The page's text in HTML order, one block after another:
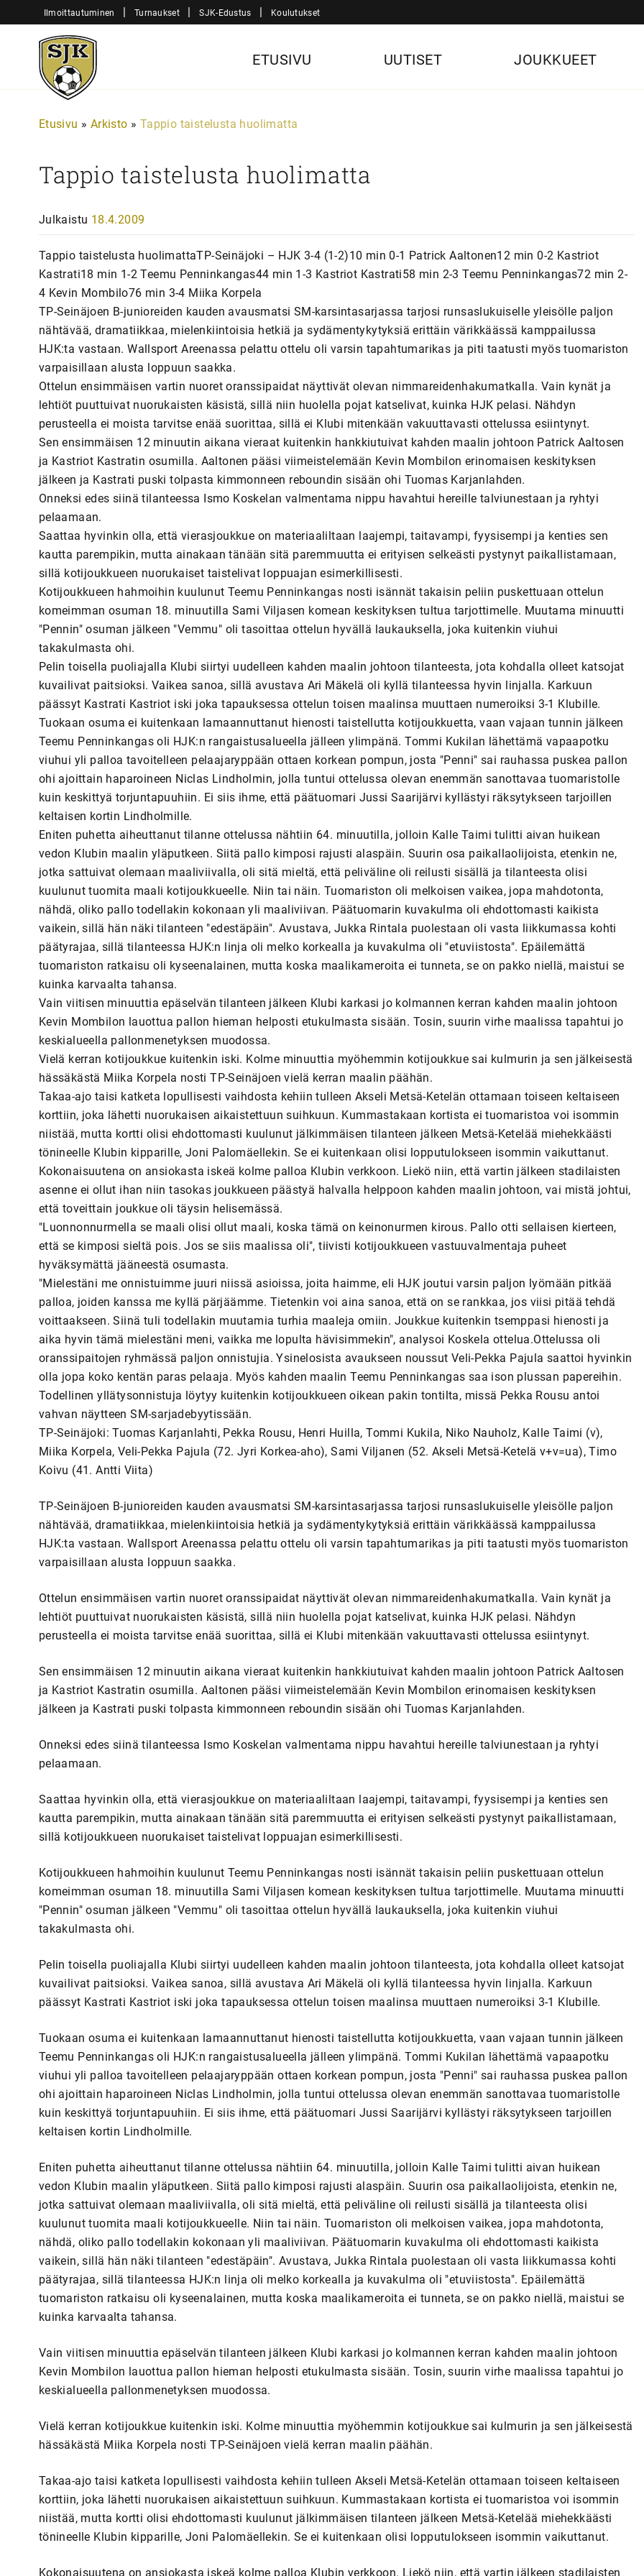
sisältöön
Ilmoittautuminen | Turnaukset | SJK-Edustus | Koulutukset
Sjk-
Juniorit
ETUSIVU UUTISET JOUKKUEET
Etusivu » Arkisto » Tappio taistelusta huolimatta
Tappio taistelusta huolimatta
Julkaistu 18.4.2009
Tappio taistelusta huolimattaTP-Seinäjoki – HJK 3-4 (1-2)10 min 0-1 Patrick Aaltonen12 min 0-2 Kastriot
Kastrati18 min 1-2 Teemu Penninkangas44 min 1-3 Kastriot Kastrati58 min 2-3 Teemu Penninkangas72 min 2-
4 Kevin Mombilo76 min 3-4 Miika Korpela
TP-Seinäjoen B-junioreiden kauden avausmatsi SM-karsintasarjassa tarjosi runsaslukuiselle yleisölle paljon
nähtävää, dramatiikkaa, mielenkiintoisia hetkiä ja sydämentykytyksiä erittäin värikkäässä kamppailussa
HJK:ta vastaan. Wallsport Areenassa pelattu ottelu oli varsin tapahtumarikas ja piti taatusti myös tuomariston
varpaisillaan alusta loppuun saakka.
Ottelun ensimmäisen vartin nuoret oranssipaidat näyttivät olevan nimmareidenhakumatkalla. Vain kynät ja
lehtiöt puuttuivat nuorukaisten käsistä, sillä niin huolella pojat katselivat, kuinka HJK pelasi. Nähdyn
perusteella ei moista tarvitse enää suorittaa, sillä ei Klubi mitenkään vakuuttavasti ottelussa esiintynyt.
Sen ensimmäisen 12 minuutin aikana vieraat kuitenkin hankkiutuivat kahden maalin johtoon Patrick Aaltosen
ja Kastriot Kastratin osumilla. Aaltonen pääsi viimeistelemään Kevin Mombilon erinomaisen keskityksen
jälkeen ja Kastrati puski tolpasta kimmonneen reboundin sisään ohi Tuomas Karjanlahden.
Onneksi edes siinä tilanteessa Ismo Koskelan valmentama nippu havahtui hereille talviunestaan ja ryhtyi
pelaamaan.
Saattaa hyvinkin olla, että vierasjoukkue on materiaaliltaan laajempi, taitavampi, fyysisempi ja kenties sen
kautta parempikin, mutta ainakaan tänään sitä paremmuutta ei erityisen selkeästi pystynyt paikallistamaan,
sillä kotijoukkueen nuorukaiset taistelivat loppuajan esimerkillisesti.
Kotijoukkueen hahmoihin kuulunut Teemu Penninkangas nosti isännät takaisin peliin puskettuaan ottelun
komeimman osuman 18. minuutilla Sami Viljasen komean keskityksen tultua tarjottimelle. Muutama minuutti
"Pennin" osuman jälkeen "Vemmu" oli tasoittaa ottelun hyvällä laukauksella, joka kuitenkin viuhui
takakulmasta ohi.
Pelin toisella puoliajalla Klubi siirtyi uudelleen kahden maalin johtoon tilanteesta, jota kohdalla olleet katsojat
kuvailivat paitsioksi. Vaikea sanoa, sillä avustava Ari Mäkelä oli kyllä tilanteessa hyvin linjalla. Karkuun
päässyt Kastrati Kastriot iski joka tapauksessa ottelun toisen maalinsa muuttaen numeroiksi 3-1 Klubille.
Tuokaan osuma ei kuitenkaan lamaannuttanut hienosti taistellutta kotijoukkuetta, vaan vajaan tunnin jälkeen
Teemu Penninkangas oli HJK:n rangaistusalueella jälleen ylimpänä. Tommi Kukilan lähettämä vapaapotku
viuhui yli palloa tavoitelleen pelaajaryppään ottaen korkean pompun, josta "Penni" sai rauhassa puskea pallon
ohi ajoittain haparoineen Niclas Lindholmin, jolla tuntui ottelussa olevan enemmän sanottavaa tuomaristolle
kuin keskittyä torjuntapuuhiin. Ei siis ihme, että päätuomari Jussi Saarijärvi kyllästyi räksytykseen tarjoillen
keltaisen kortin Lindholmille.
Eniten puhetta aiheuttanut tilanne ottelussa nähtiin 64. minuutilla, jolloin Kalle Taimi tulitti aivan huikean
vedon Klubin maalin yläputkeen. Siitä pallo kimposi rajusti alaspäin. Suurin osa paikallaolijoista, etenkin ne,
jotka sattuivat olemaan maaliviivalla, oli sitä mieltä, että peliväline oli reilusti sisällä ja tilanteesta olisi
kuulunut tuomita maali kotijoukkueelle. Niin tai näin. Tuomariston oli melkoisen vaikea, jopa mahdotonta,
nähdä, oliko pallo todellakin kokonaan yli maaliviivan. Päätuomarin kuvakulma oli ehdottomasti kaikista
vaikein, sillä hän näki tilanteen "edestäpäin". Avustava, Jukka Rintala puolestaan oli vasta liikkumassa kohti
päätyrajaa, sillä tilanteessa HJK:n linja oli melko korkealla ja kuvakulma oli "etuviistosta". Epäilemättä
tuomariston ratkaisu oli kyseenalainen, mutta koska maalikameroita ei tunneta, se on pakko niellä, maistui se
kuinka karvaalta tahansa.
Vain viitisen minuuttia epäselvän tilanteen jälkeen Klubi karkasi jo kolmannen kerran kahden maalin johtoon
Kevin Mombilon lauottua pallon hieman helposti etukulmasta sisään. Tosin, suurin virhe maalissa tapahtui jo
keskialueella pallonmenetyksen muodossa.
Vielä kerran kotijoukkue kuitenkin iski. Kolme minuuttia myöhemmin kotijoukkue sai kulmurin ja sen jälkeisestä
hässäkästä Miika Korpela nosti TP-Seinäjoen vielä kerran maalin päähän.
Takaa-ajo taisi katketa lopullisesti vaihdosta kehiin tulleen Akseli Metsä-Ketelän ottamaan toiseen keltaiseen
korttiin, joka lähetti nuorukaisen aikaistettuun suihkuun. Kummastakaan kortista ei tuomaristoa voi isommin
niistää, mutta kortti olisi ehdottomasti kuulunut jälkimmäisen tilanteen jälkeen Metsä-Ketelää miehekkäästi
tönineelle Klubin kipparille, Joni Palomäellekin. Se ei kuitenkaan olisi lopputulokseen isommin vaikuttanut.
Kokonaisuutena on ansiokasta iskeä kolme palloa Klubin verkkoon. Liekö niin, että vartin jälkeen stadilaisten
asenne ei ollut ihan niin tasokas joukkueen päästyä halvalla helppoon kahden maalin johtoon, vai mistä johtui,
että toveittain joukkue oli täysin helisemässä.
"Luonnonnurmella se maali olisi ollut maali, koska tämä on keinonurmen kirous. Pallo otti sellaisen kierteen,
että se kimposi sieltä pois. Jos se siis maalissa oli", tiivisti kotijoukkueen vastuuvalmentaja puheet
hyväksymättä jääneestä osumasta.
"Mielestäni me onnistuimme juuri niissä asioissa, joita haimme, eli HJK joutui varsin paljon lyömään pitkää
palloa, joiden kanssa me kyllä pärjäämme. Tietenkin voi aina sanoa, että on se rankkaa, jos viisi pitää tehdä
voittaakseen. Siinä tuli todellakin muutamia turhia maaleja omiin. Joukkue kuitenkin tsemppasi hienosti ja
aika hyvin tämä mielestäni meni, vaikka me lopulta hävisimmekin", analysoi Koskela ottelua.Ottelussa oli
oranssipaitojen ryhmässä paljon onnistujia. Ysinelosista avaukseen noussut Veli-Pekka Pajula saattoi hyvinkin
olla jopa koko kentän paras pelaaja. Myös kahden maalin Teemu Penninkangas saa ison plussan papereihin.
Todellinen yllätysonnistuja löytyy kuitenkin kotijoukkueen oikean pakin tontilta, missä Pekka Rousu antoi
vahvan näytteen SM-sarjadebyytissään.
TP-Seinäjoki: Tuomas Karjanlahti, Pekka Rousu, Henri Huilla, Tommi Kukila, Niko Nauholz, Kalle Taimi (v),
Miika Korpela, Veli-Pekka Pajula (72. Jyri Korkea-aho), Sami Viljanen (52. Akseli Metsä-Ketelä v+v=ua), Timo
Koivu (41. Antti Viita)
TP-Seinäjoen B-junioreiden kauden avausmatsi SM-karsintasarjassa tarjosi runsaslukuiselle yleisölle paljon
nähtävää, dramatiikkaa, mielenkiintoisia hetkiä ja sydämentykytyksiä erittäin värikkäässä kamppailussa
HJK:ta vastaan. Wallsport Areenassa pelattu ottelu oli varsin tapahtumarikas ja piti taatusti myös tuomariston
varpaisillaan alusta loppuun saakka.
Ottelun ensimmäisen vartin nuoret oranssipaidat näyttivät olevan nimmareidenhakumatkalla. Vain kynät ja
lehtiöt puuttuivat nuorukaisten käsistä, sillä niin huolella pojat katselivat, kuinka HJK pelasi. Nähdyn
perusteella ei moista tarvitse enää suorittaa, sillä ei Klubi mitenkään vakuuttavasti ottelussa esiintynyt.
Sen ensimmäisen 12 minuutin aikana vieraat kuitenkin hankkiutuivat kahden maalin johtoon Patrick Aaltosen
ja Kastriot Kastratin osumilla. Aaltonen pääsi viimeistelemään Kevin Mombilon erinomaisen keskityksen
jälkeen ja Kastrati puski tolpasta kimmonneen reboundin sisään ohi Tuomas Karjanlahden.
Onneksi edes siinä tilanteessa Ismo Koskelan valmentama nippu havahtui hereille talviunestaan ja ryhtyi
pelaamaan.
Saattaa hyvinkin olla, että vierasjoukkue on materiaaliltaan laajempi, taitavampi, fyysisempi ja kenties sen
kautta parempikin, mutta ainakaan tänään sitä paremmuutta ei erityisen selkeästi pystynyt paikallistamaan,
sillä kotijoukkueen nuorukaiset taistelivat loppuajan esimerkillisesti.
Kotijoukkueen hahmoihin kuulunut Teemu Penninkangas nosti isännät takaisin peliin puskettuaan ottelun
komeimman osuman 18. minuutilla Sami Viljasen komean keskityksen tultua tarjottimelle. Muutama minuutti
"Pennin" osuman jälkeen "Vemmu" oli tasoittaa ottelun hyvällä laukauksella, joka kuitenkin viuhui
takakulmasta ohi.
Pelin toisella puoliajalla Klubi siirtyi uudelleen kahden maalin johtoon tilanteesta, jota kohdalla olleet katsojat
kuvailivat paitsioksi. Vaikea sanoa, sillä avustava Ari Mäkelä oli kyllä tilanteessa hyvin linjalla. Karkuun
päässyt Kastrati Kastriot iski joka tapauksessa ottelun toisen maalinsa muuttaen numeroiksi 3-1 Klubille.
Tuokaan osuma ei kuitenkaan lamaannuttanut hienosti taistellutta kotijoukkuetta, vaan vajaan tunnin jälkeen
Teemu Penninkangas oli HJK:n rangaistusalueella jälleen ylimpänä. Tommi Kukilan lähettämä vapaapotku
viuhui yli palloa tavoitelleen pelaajaryppään ottaen korkean pompun, josta "Penni" sai rauhassa puskea pallon
ohi ajoittain haparoineen Niclas Lindholmin, jolla tuntui ottelussa olevan enemmän sanottavaa tuomaristolle
kuin keskittyä torjuntapuuhiin. Ei siis ihme, että päätuomari Jussi Saarijärvi kyllästyi räksytykseen tarjoillen
keltaisen kortin Lindholmille.
Eniten puhetta aiheuttanut tilanne ottelussa nähtiin 64. minuutilla, jolloin Kalle Taimi tulitti aivan huikean
vedon Klubin maalin yläputkeen. Siitä pallo kimposi rajusti alaspäin. Suurin osa paikallaolijoista, etenkin ne,
jotka sattuivat olemaan maaliviivalla, oli sitä mieltä, että peliväline oli reilusti sisällä ja tilanteesta olisi
kuulunut tuomita maali kotijoukkueelle. Niin tai näin. Tuomariston oli melkoisen vaikea, jopa mahdotonta,
nähdä, oliko pallo todellakin kokonaan yli maaliviivan. Päätuomarin kuvakulma oli ehdottomasti kaikista
vaikein, sillä hän näki tilanteen "edestäpäin". Avustava, Jukka Rintala puolestaan oli vasta liikkumassa kohti
päätyrajaa, sillä tilanteessa HJK:n linja oli melko korkealla ja kuvakulma oli "etuviistosta". Epäilemättä
tuomariston ratkaisu oli kyseenalainen, mutta koska maalikameroita ei tunneta, se on pakko niellä, maistui se
kuinka karvaalta tahansa.
Vain viitisen minuuttia epäselvän tilanteen jälkeen Klubi karkasi jo kolmannen kerran kahden maalin johtoon
Kevin Mombilon lauottua pallon hieman helposti etukulmasta sisään. Tosin, suurin virhe maalissa tapahtui jo
keskialueella pallonmenetyksen muodossa.
Vielä kerran kotijoukkue kuitenkin iski. Kolme minuuttia myöhemmin kotijoukkue sai kulmurin ja sen jälkeisestä
hässäkästä Miika Korpela nosti TP-Seinäjoen vielä kerran maalin päähän.
Takaa-ajo taisi katketa lopullisesti vaihdosta kehiin tulleen Akseli Metsä-Ketelän ottamaan toiseen keltaiseen
korttiin, joka lähetti nuorukaisen aikaistettuun suihkuun. Kummastakaan kortista ei tuomaristoa voi isommin
niistää, mutta kortti olisi ehdottomasti kuulunut jälkimmäisen tilanteen jälkeen Metsä-Ketelää miehekkäästi
tönineelle Klubin kipparille, Joni Palomäellekin. Se ei kuitenkaan olisi lopputulokseen isommin vaikuttanut.
Kokonaisuutena on ansiokasta iskeä kolme palloa Klubin verkkoon. Liekö niin, että vartin jälkeen stadilaisten